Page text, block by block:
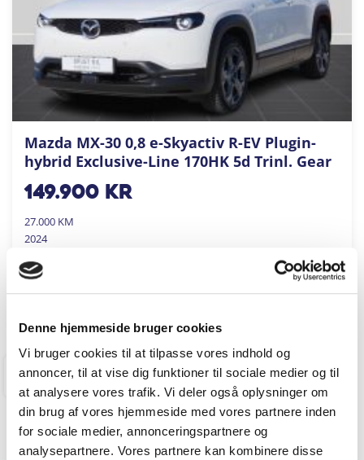
Denne hjemmeside bruger cookies
Vi bruger cookies til at tilpasse vores indhold og
annoncer, til at vise dig funktioner til sociale medier og til
at analysere vores trafik. Vi deler også oplysninger om
din brug af vores hjemmeside med vores partnere inden
for sociale medier, annonceringspartnere og
analysepartnere. Vores partnere kan kombinere disse
Mazda MX-30 0,8 e-Skyactiv R-EV Plugin-
hybrid Exclusive-Line 170HK 5d Trinl. Gear
149.900kr
27.000 KM
2024
ROSKILDE